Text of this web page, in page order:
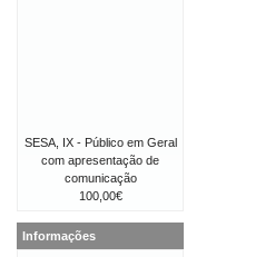
SESA, IX - Público em Geral
com apresentação de
comunicação
100,00€
Informações